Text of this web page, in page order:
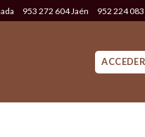
953 272 604 Jaén 952 224